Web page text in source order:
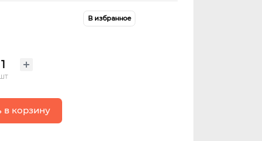
в корзину
В избранное